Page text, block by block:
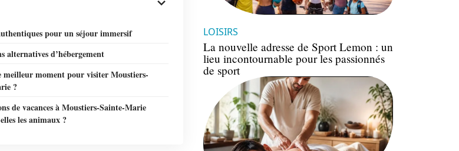
pour un séjour immersif
alternatives d’hébergement
meilleur moment pour visiter Moustiers-
?
de vacances à Moustiers-Sainte-Marie
les animaux ?
LOISIRS
La nouvelle adresse de Sport Lemon : un
lieu incontournable pour les passionnés
de sport